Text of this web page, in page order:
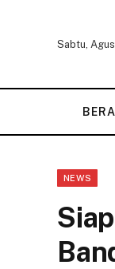
Sabtu,
NEWS